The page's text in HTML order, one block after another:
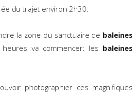
du trajet environ 2h30.
la zone du sanctuaire de baleines
va commencer: les baleines
photographier ces magnifiques